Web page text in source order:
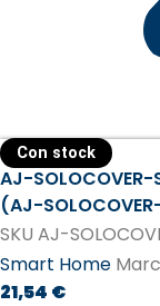
Con stock
AJ-
(AJ-
SKU AJ-
Smart Home
21,54 €